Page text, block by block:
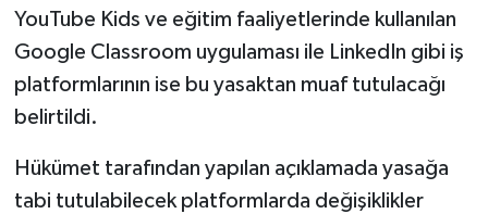
YouTube Kids ve eğitim faaliyetlerinde kullanılan
Google Classroom uygulaması ile LinkedIn gibi iş
platformlarının ise bu yasaktan muaf tutulacağı
belirtildi.
Hükümet tarafından yapılan açıklamada yasağa
tabi tutulabilecek platformlarda değişiklikler